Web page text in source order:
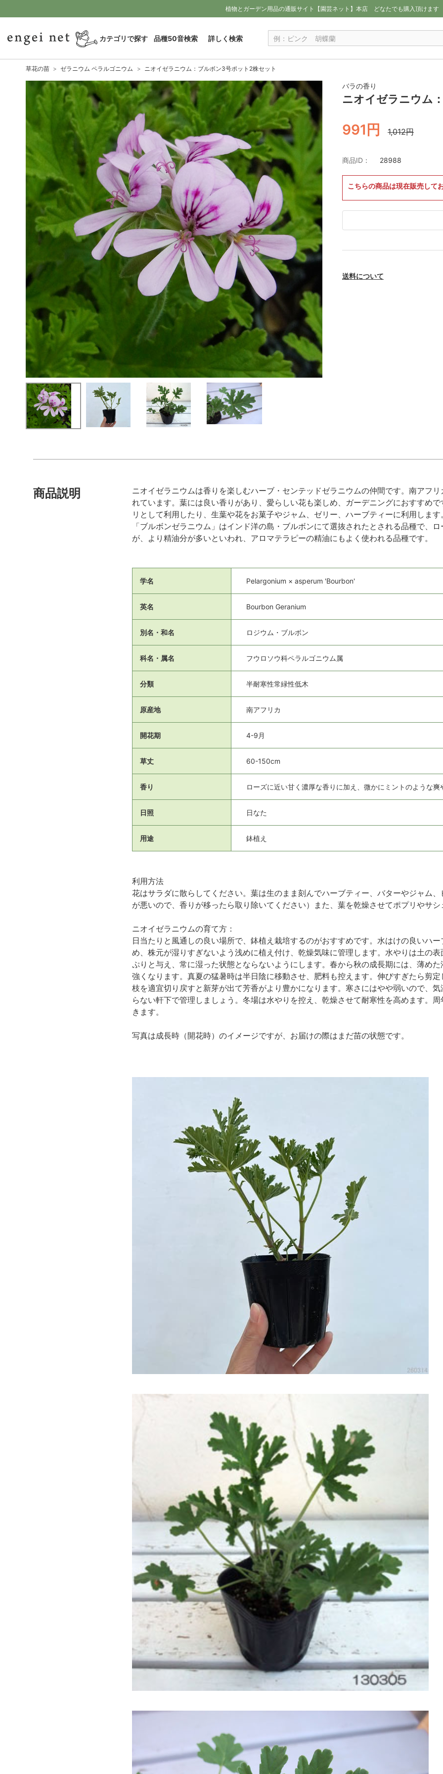
植物とガーデン用品の通販サイト【園芸ネット】本店 どなたでも購入頂けます
カテゴリで探す 品種50音検索 詳しく検索
草花の苗 ゼラニウム ペラルゴニウム ニオイゼラニウム：ブルボン3号ポット2株セット
バラの香り
ニオイゼラニウム
991円 1,012円
商品ID： 28988
こちらの商品は現在販売して
送料について
商品説明
ニオイゼラニウムは香りを楽しむハーブ・センテッドゼラニウムの仲間です。南アフ
れています。葉には良い香りがあり、愛らしい花も楽しめ、ガーデニングにおすすめ
リとして利用したり、生葉や花をお菓子やジャム、ゼリー、ハーブティーに利用します。
「ブルボンゼラニウム」はインド洋の島・ブルボンにて選抜されたとされる品種で、
が、より精油分が多いといわれ、アロマテラピーの精油にもよく使われる品種です。
学名 Pelargonium × asperum 'Bourbon'
英名 Bourbon Geranium
別名・和名 ロジウム・ブルボン
科名・属名 フウロソウ科ペラルゴニウム属
分類 半耐寒性常緑性低木
原産地 南アフリカ
開花期 4-9月
草丈 60-150cm
香り ローズに近い甘く濃厚な香りに加え、微かにミントのような爽
日照 日なた
用途 鉢植え
利用方法
花はサラダに散らしてください。葉は生のまま刻んでハーブティー、バターやジャム
が悪いので、香りが移ったら取り除いてください）また、葉を乾燥させてポプリやサシ
ニオイゼラニウムの育て方：
日当たりと風通しの良い場所で、鉢植え栽培するのがおすすめです。水はけの良いハ
め、株元が湿りすぎないよう浅めに植え付け、乾燥気味に管理します。水やりは土の
ぷりと与え、常に湿った状態とならないようにします。春から秋の成長期には、薄め
強くなります。真夏の猛暑時は半日陰に移動させ、肥料も控えます。伸びすぎたら剪
枝を適宜切り戻すと新芽が出て芳香がより豊かになります。寒さにはやや弱いので、
らない軒下で管理しましょう。冬場は水やりを控え、乾燥させて耐寒性を高めます。
きます。
写真は成長時（開花時）のイメージですが、お届けの際はまだ苗の状態です。